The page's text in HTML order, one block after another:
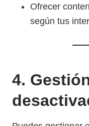
Ofrecer
según tus
4.